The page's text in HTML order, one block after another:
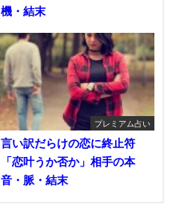
機・結末
プレミアム占い
言い訳だらけの恋に終止符
「恋叶うか否か」相手の本
音・脈・結末